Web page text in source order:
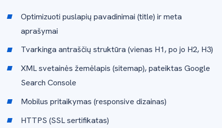
Optimizuoti puslapių pavadinimai (title) ir meta
aprašymai
Tvarkinga antraščių struktūra (vienas H1, po jo H2, H3)
XML svetainės žemėlapis (sitemap), pateiktas Google
Search Console
Mobilus pritaikymas (responsive dizainas)
HTTPS (SSL sertifikatas)